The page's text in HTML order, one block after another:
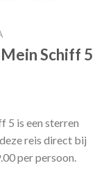
Schiff 5
5 is een sterren
reis direct bij
per persoon.